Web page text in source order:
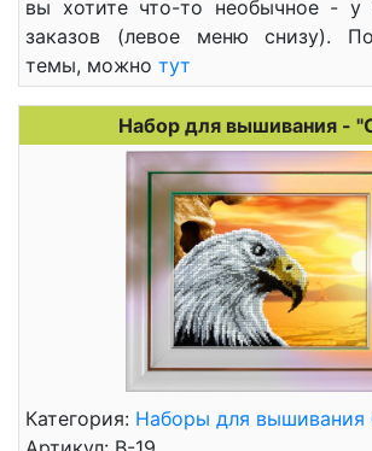
вы хотите что-то необычное - у
заказов (левое меню снизу).
темы, можно тут
Набор для вышивания -
Категория: Наборы для вышивания